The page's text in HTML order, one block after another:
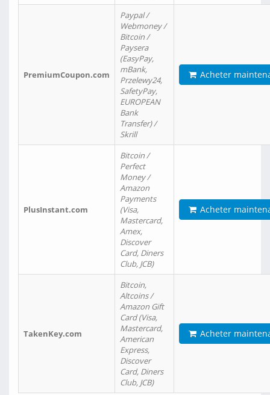
PremiumCoupon.com
Paypal /
Webmoney /
Bitcoin /
Paysera
(EasyPay,
mBank,
Przelewy24,
SafetyPay,
EUROPEAN
Bank
Transfer) /
Skrill
Acheter
PlusInstant.com
Bitcoin /
Perfect
Money /
Amazon
Payments
(Visa,
Mastercard,
Amex,
Discover
Card, Diners
Club, JCB)
Acheter
TakenKey.com
Bitcoin,
Altcoins /
Amazon Gift
Card (Visa,
Mastercard,
American
Express,
Discover
Card, Diners
Club, JCB)
Acheter